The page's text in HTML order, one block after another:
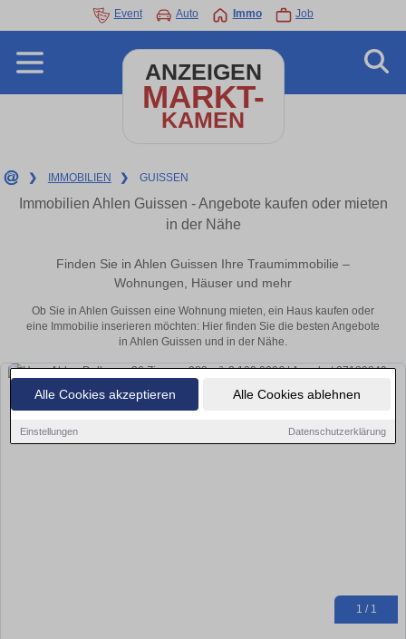
Alle Cookies akzeptieren Alle Cookies ablehnen
Einstellungen Datenschutzerklärung
Event Auto Immo Job
ANZEIGEN
MARKT-
KAMEN
❯ IMMOBILIEN ❯ GUISSEN
Immobilien Ahlen Guissen - Angebote kaufen oder mieten
in der Nähe
Finden Sie in Ahlen Guissen Ihre Traumimmobilie –
Wohnungen, Häuser und mehr
Ob Sie in Ahlen Guissen eine Wohnung mieten, ein Haus kaufen oder
eine Immobilie inserieren möchten: Hier finden Sie die besten Angebote
in Ahlen Guissen und in der Nähe.
1 / 1